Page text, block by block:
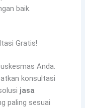
baik.
Gratis!
Anda.
konsultasi
jasa
paling sesuai